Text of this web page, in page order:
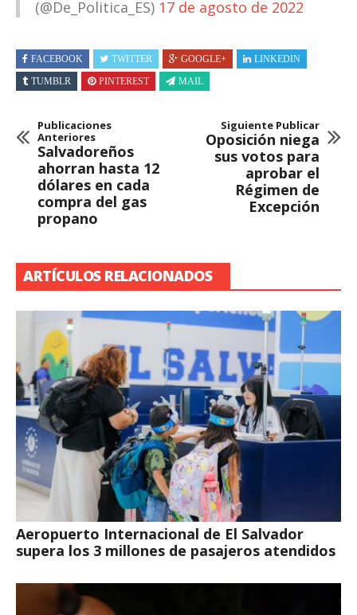
(@De_Politica_ES) 17 de agosto de 2022
FACEBOOK TWITTER GOOGLE+
LINKEDIN
TUMBLR
PINTEREST MAIL
Publicaciones
Anteriores
Salvadoreños
ahorran hasta 12
dólares en cada
compra del gas
propano
Siguiente Publicar
Oposición niega
sus votos para
aprobar el
Régimen de
Excepción
ARTÍCULOS RELACIONADOS
Aeropuerto Internacional de El Salvador
supera los 3 millones de pasajeros atendidos